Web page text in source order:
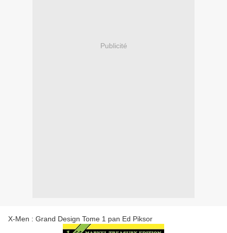
Publicité
X-Men : Grand Design Tome 1 pan Ed Piksor